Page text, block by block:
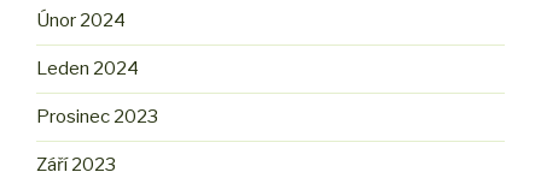
Únor 2024
Leden 2024
Prosinec 2023
Září 2023